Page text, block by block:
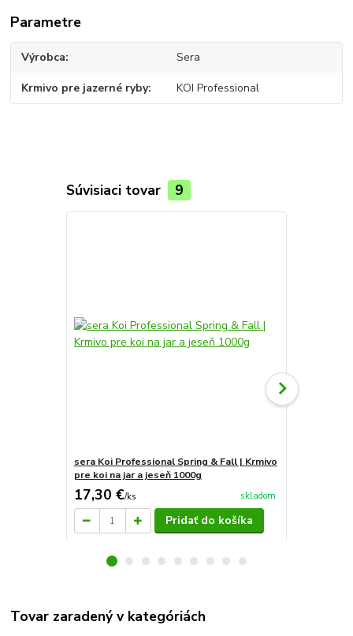
Parametre
Výrobca Sera
Krmivo pre jazerné ryby KOI Professional
Súvisiaci tovar 9
sera Koi Professional Spring & Fall | Krmivo
pre koi na jar a jeseň 1000g
17,30 €/ks skladom
Pridať do košíka
Tovar zaradený v kategóriách